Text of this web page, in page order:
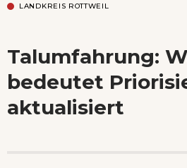
LANDKREIS ROTTWEIL
Talumfahrung:
bedeutet
aktualisiert